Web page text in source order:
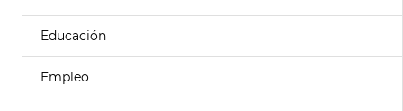
Educación
Empleo